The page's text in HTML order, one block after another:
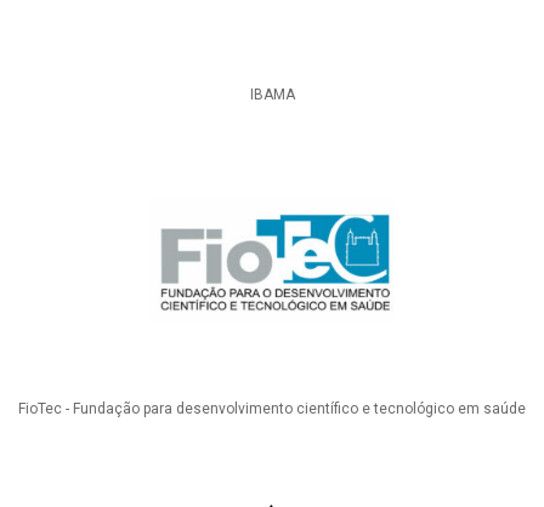
IBAMA
FioTec - Fundação para desenvolvimento científico e tecnológico em saúde